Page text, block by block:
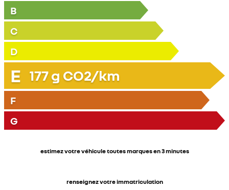
B
C
D
E 177g CO2/km
F
G
estimez votre véhicule toutes marques en 3 minutes
renseignez votre immatriculation